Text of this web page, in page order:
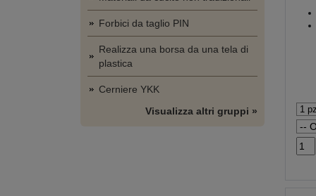
Forbici da taglio PIN
Realizza una borsa da una tela di
plastica
Cerniere YKK
Visualizza altri gruppi »